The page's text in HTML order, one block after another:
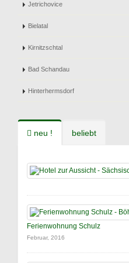
Jetrichovice
Bielatal
Kirnitzschtal
Bad Schandau
Hinterhermsdorf
neu ! beliebt
Ferienwohnung Schulz
Februar, 2016